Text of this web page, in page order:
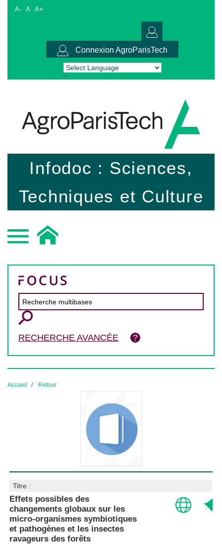
A- A A+
Connexion AgroParisTech
Powered by Translate
Infodoc : Sciences,
Techniques et Culture
RECHERCHE AVANCÉE
Accueil Retour
Titre :
Effets possibles des
changements globaux sur les
micro-organismes symbiotiques
et pathogènes et les insectes
ravageurs des forêts